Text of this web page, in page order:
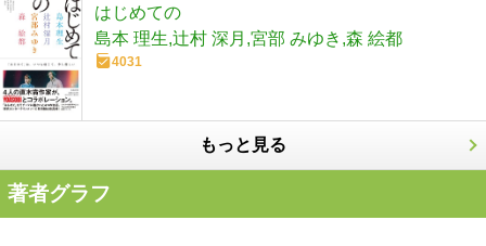
はじめての
島本 理生,辻村 深月,宮部 みゆき,森 絵都
4031
もっと見る
著者グラフ